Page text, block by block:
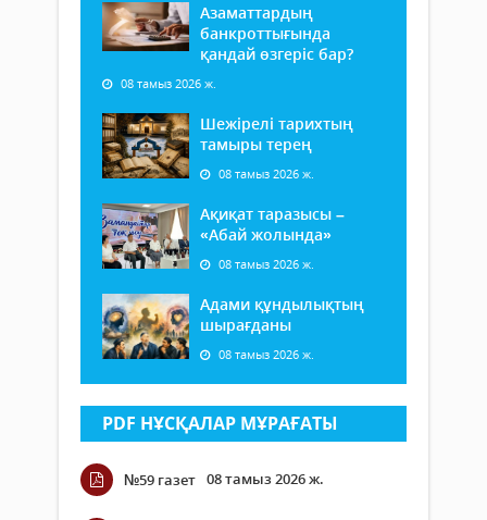
Азаматтардың
банкроттығында
қандай өзгеріс бар?
08 тамыз 2026 ж.
Шежірелі тарихтың
тамыры терең
08 тамыз 2026 ж.
Ақиқат таразысы –
«Абай жолында»
08 тамыз 2026 ж.
Адами құндылықтың
шырағданы
08 тамыз 2026 ж.
PDF НҰСҚАЛАР МҰРАҒАТЫ
№59 газет 08 тамыз 2026 ж.